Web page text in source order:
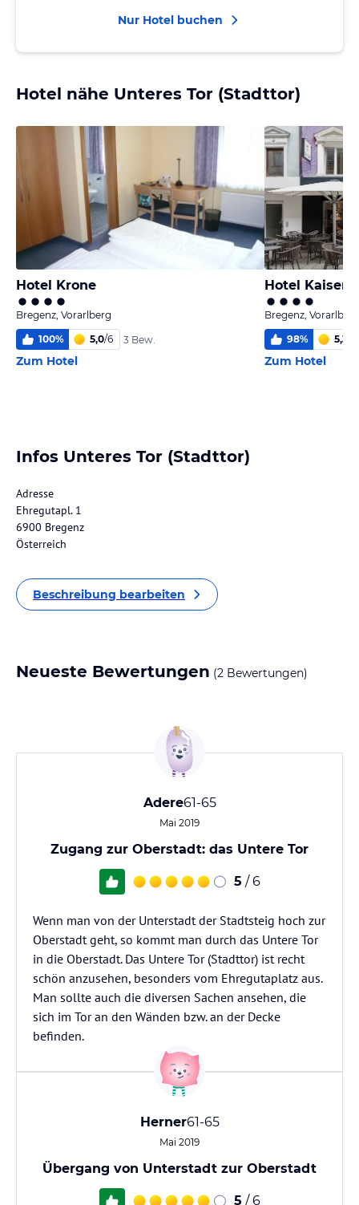
Nur Hotel buchen
Hotel nähe Unteres Tor (Stadttor)
Hotel Krone
Bregenz, Vorarlberg
100% 5,0/6 3 Bew.
Zum Hotel
Hotel Kaiser
Bregenz, Vorarlberg
98% 5,3
Zum Hotel
Infos Unteres Tor (Stadttor)
Adresse
Ehregutapl. 1
6900 Bregenz
Österreich
Beschreibung bearbeiten
Neueste Bewertungen (2 Bewertungen)
Adere61-65
Mai 2019
Zugang zur Oberstadt: das Untere Tor
5 / 6
Wenn man von der Unterstadt der Stadtsteig hoch zur
Oberstadt geht, so kommt man durch das Untere Tor
in die Oberstadt. Das Untere Tor (Stadttor) ist recht
schön anzusehen, besonders vom Ehregutaplatz aus.
Man sollte auch die diversen Sachen ansehen, die
sich im Tor an den Wänden bzw. an der Decke
befinden.
Herner61-65
Mai 2019
Übergang von Unterstadt zur Oberstadt
5 / 6